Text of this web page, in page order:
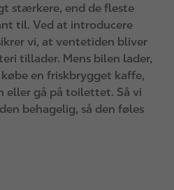
stærkere, end de fleste
til. Ved at introducere
vi, at ventetiden bliver
tillader. Mens bilen lader,
en friskbrygget kaffe,
eller gå på toilettet. Så vi
behagelig, så den føles